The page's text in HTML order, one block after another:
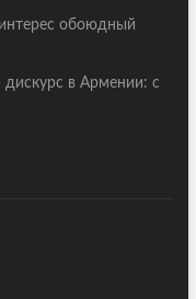
обоюдный
в Армении: с